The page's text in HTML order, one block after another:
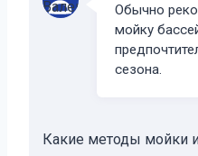
Обычно
мойку
сезона.
Какие методы мойки